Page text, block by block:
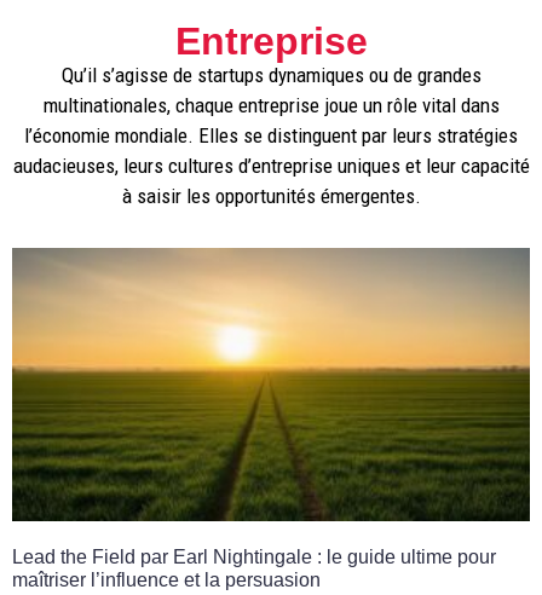
Entreprise
Qu’il s’agisse de startups dynamiques ou de grandes
multinationales, chaque entreprise joue un rôle vital dans
l’économie mondiale. Elles se distinguent par leurs stratégies
audacieuses, leurs cultures d’entreprise uniques et leur capacité
à saisir les opportunités émergentes.
Lead the Field par Earl Nightingale : le guide ultime pour
maîtriser l’influence et la persuasion